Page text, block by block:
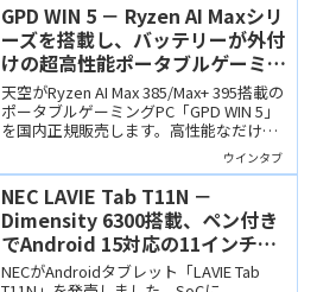
GPD WIN 5 － Ryzen AI Maxシリ
ーズを搭載し、バッテリーが外付
けの超高性能ポータブルゲーミン
グPC、国内予約販売がスタート
天空がRyzen AI Max 385/Max+ 395搭載の
ポータブルゲーミングPC「GPD WIN 5」
を国内正規販売します。高性能なだけで
なく、バッテリーが外付けという、個性
ウインタブ
NEC LAVIE Tab T11N －
Dimensity 6300搭載、ペン付き
でAndroid 15対応の11インチタ
ブレット
NECがAndroidタブレット「LAVIE Tab